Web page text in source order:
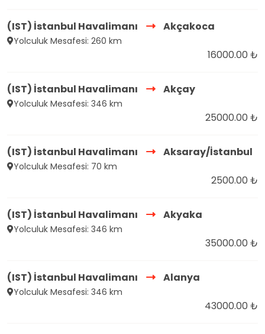
(IST) İstanbul Havalimanı Akçakoca
Yolculuk Mesafesi: 260 km
16000.00 ₺
(IST) İstanbul Havalimanı Akçay
Yolculuk Mesafesi: 346 km
25000.00 ₺
(IST) İstanbul Havalimanı Aksaray/İstanbul
Yolculuk Mesafesi: 70 km
2500.00 ₺
(IST) İstanbul Havalimanı Akyaka
Yolculuk Mesafesi: 346 km
35000.00 ₺
(IST) İstanbul Havalimanı Alanya
Yolculuk Mesafesi: 346 km
43000.00 ₺